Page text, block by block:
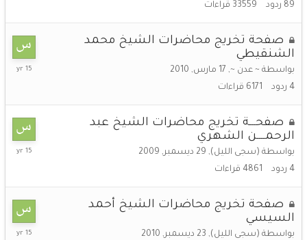
89 ردود 33559 قراءات
صفحة تخريج محاضرات الشيخ محمد
الشنقيطي
بواسطة ~ عدن ~, 17 مارس, 2010
4 ردود 6171 قراءات
4
صفحـــة تخريج محاضرات الشيخ عبد
الرحمــــن الشهري
بواسطة (سجى الليل), 29 ديسمبر, 2009
4 ردود 4861 قراءات
4
صفحة تخريج محاضرات الشيخ أحمد
السيسي
بواسطة (سجى الليل), 23 ديسمبر, 2010
4